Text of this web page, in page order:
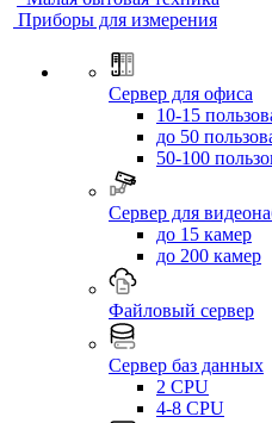
Приборы для измерения
Сервер для офиса
10-15
до 50
50-100
Сервер для
до 15 камер
до 200 камер
Файловый сервер
Сервер баз данных
2 CPU
4-8 CPU